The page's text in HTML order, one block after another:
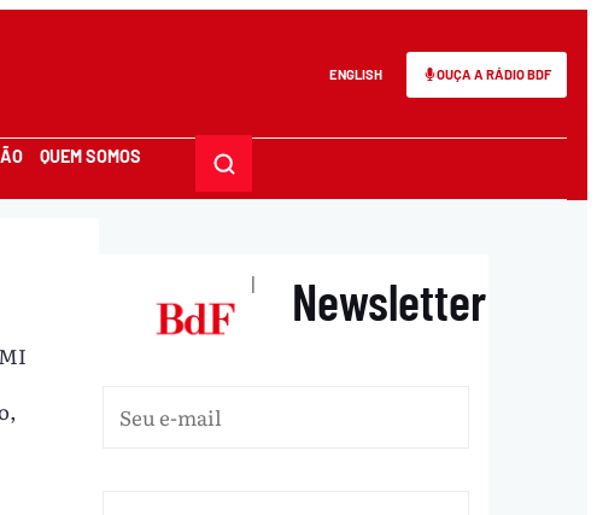
ENGLISH OUÇA A RÁDIO BDF
QUEM SOMOS
| Newsletter